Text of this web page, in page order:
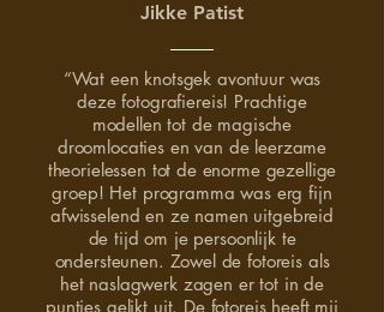
Jikke Patist
“Wat een knotsgek avontuur was
deze fotografiereis! Prachtige
modellen tot de magische
droomlocaties en van de leerzame
theorielessen tot de enorme gezellige
groep! Het programma was erg fijn
afwisselend en ze namen uitgebreid
de tijd om je persoonlijk te
ondersteunen. Zowel de fotoreis als
het naslagwerk zagen er tot in de
puntjes gelikt uit. De fotoreis heeft mij